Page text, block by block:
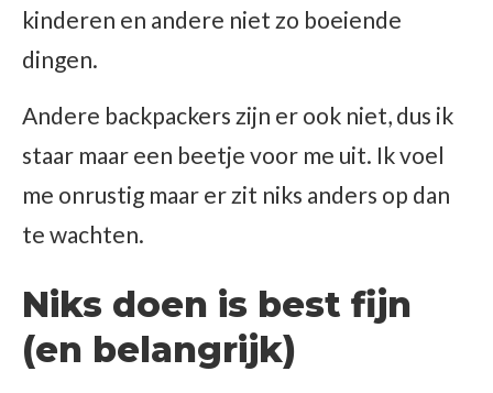
kinderen en andere niet zo boeiende
dingen.
Andere backpackers zijn er ook niet, dus ik
staar maar een beetje voor me uit. Ik voel
me onrustig maar er zit niks anders op dan
te wachten.
Niks doen is best fijn
(en belangrijk)